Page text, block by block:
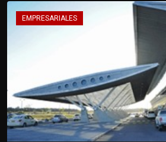
EMPRESARIALES